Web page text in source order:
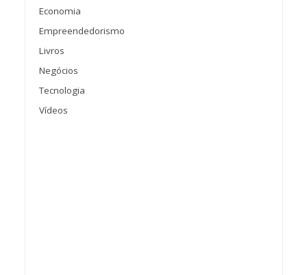
Economia
Empreendedorismo
Livros
Negócios
Tecnologia
Vídeos